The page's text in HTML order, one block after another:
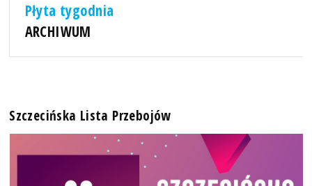
Płyta tygodnia
ARCHIWUM
Szczecińska Lista Przebojów